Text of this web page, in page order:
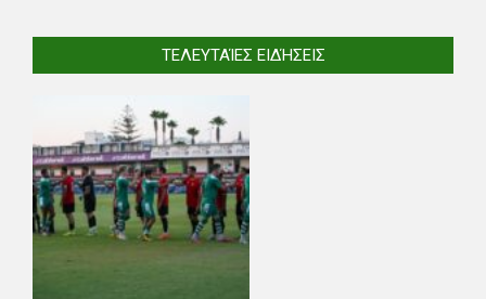
ΤΕΛΕΥΤΑΊΕΣ ΕΙΔΉΣΕΙΣ